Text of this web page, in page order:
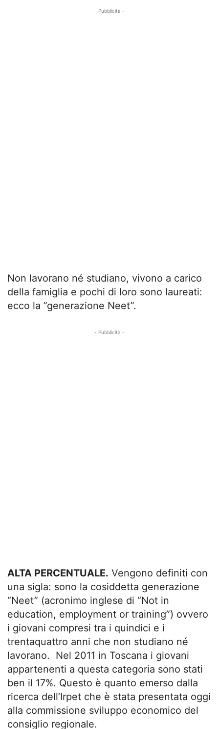
- Pubblicità -
Non lavorano né studiano, vivono a carico
della famiglia e pochi di loro sono laureati:
ecco la ”generazione Neet”.
- Pubblicità -
ALTA PERCENTUALE. Vengono definiti con
una sigla: sono la cosiddetta generazione
“Neet” (acronimo inglese di “Not in
education, employment or training”) ovvero
i giovani compresi tra i quindici e i
trentaquattro anni che non studiano né
lavorano. Nel 2011 in Toscana i giovani
appartenenti a questa categoria sono stati
ben il 17%. Questo è quanto emerso dalla
ricerca dell’Irpet che è stata presentata oggi
alla commissione sviluppo economico del
consiglio regionale.